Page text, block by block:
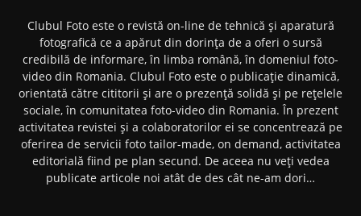
Clubul Foto este o revistă on-line de tehnică și aparatură
fotografică ce a apărut din dorința de a oferi o sursă
credibilă de informare, în limba română, în domeniul foto-
video din Romania. Clubul Foto este o publicație dinamică,
orientată către cititorii și are o prezență solidă și pe rețelele
sociale, în comunitatea foto-video din Romania. În prezent
activitatea revistei și a colaboratorilor ei se concentrează pe
oferirea de servicii foto tailor-made, on demand, activitatea
editorială fiind pe plan secund. De aceea nu veți vedea
publicate articole noi atât de des cât ne-am dori…